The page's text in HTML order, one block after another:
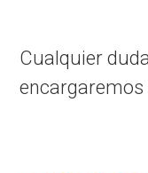
Cualquier
encargaremos